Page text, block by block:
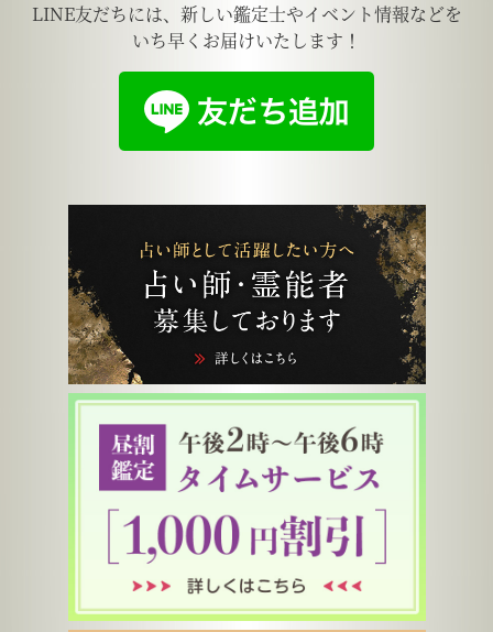
LINE友だちには、新しい鑑定士やイベント情報などを
いち早くお届けいたします！